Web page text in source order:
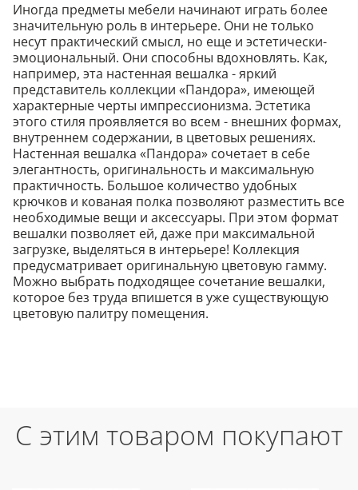
Иногда предметы мебели начинают играть более
значительную роль в интерьере. Они не только
несут практический смысл, но еще и эстетически-
эмоциональный. Они способны вдохновлять. Как,
например, эта настенная вешалка - яркий
представитель коллекции «Пандора», имеющей
характерные черты импрессионизма. Эстетика
этого стиля проявляется во всем - внешних формах,
внутреннем содержании, в цветовых решениях.
Настенная вешалка «Пандора» сочетает в себе
элегантность, оригинальность и максимальную
практичность. Большое количество удобных
крючков и кованая полка позволяют разместить все
необходимые вещи и аксессуары. При этом формат
вешалки позволяет ей, даже при максимальной
загрузке, выделяться в интерьере! Коллекция
предусматривает оригинальную цветовую гамму.
Можно выбрать подходящее сочетание вешалки,
которое без труда впишется в уже существующую
цветовую палитру помещения.
С этим товаром покупают